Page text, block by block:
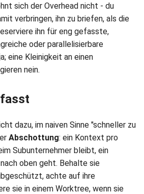
sich der Overhead nicht - du
verbringen, ihn zu briefen, als die
ihn für eng gefasste,
oder parallelisierbare
eine Kleinigkeit an einen
nein.
dazu, im naiven Sinne "schneller zu
Abschottung: ein Kontext pro
Subunternehmer bleibt, ein
oben geht. Behalte sie
achte auf ihre
sie in einem Worktree, wenn sie